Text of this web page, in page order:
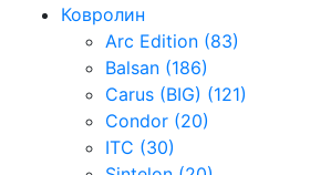
Ковролин
Arc Edition (83)
Balsan (186)
Carus (BIG) (121)
Condor (20)
ITC (30)